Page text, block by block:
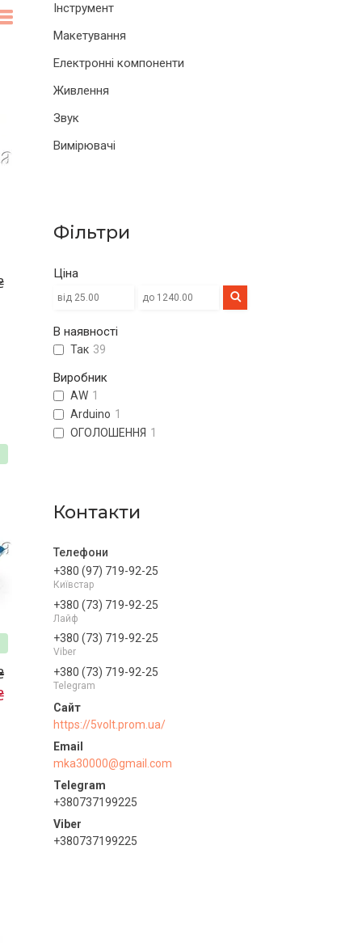
Інструмент
Макетування
Електронні компоненти
Живлення
Звук
Вимірювачі
Фільтри
Ціна
В наявності
Так 39
Виробник
AW 1
Arduino 1
ОГОЛОШЕННЯ 1
Контакти
+380 (97) 719-92-25
Київстар
+380 (73) 719-92-25
Лайф
+380 (73) 719-92-25
Viber
+380 (73) 719-92-25
Telegram
https://5volt.prom.ua/
mka30000@gmail.com
+380737199225
+380737199225